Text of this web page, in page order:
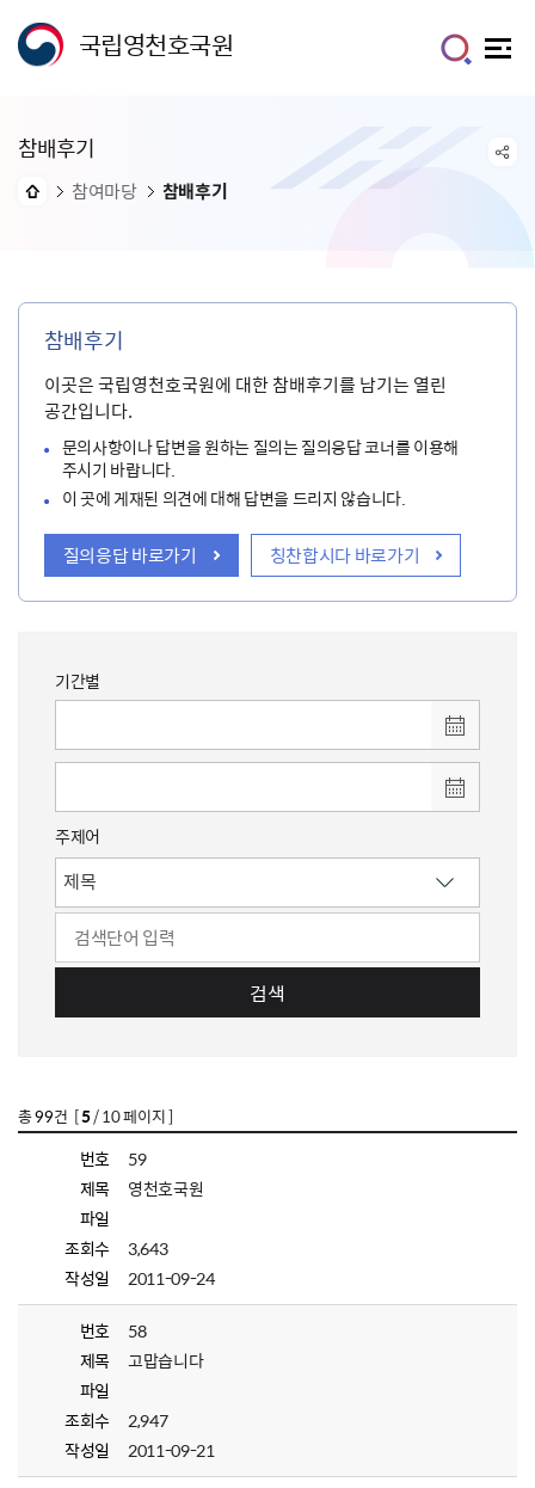
국립영천호국원
참배후기
참여마당 참배후기
참배후기
이곳은 국립영천호국원에 대한 참배후기를 남기는 열린
공간입니다.
문의사항이나 답변을 원하는 질의는 질의응답 코너를 이용해
주시기 바랍니다.
이 곳에 게재된 의견에 대해 답변을 드리지 않습니다.
질의응답 바로가기 칭찬합시다 바로가기
기간별
주제어
검색
총99건 [5/ 10 페이지 ]
번호
59
제목
영천호국원
파일
조회수
3,643
작성일
2011-09-24
번호
58
제목
고맙습니다
파일
조회수
2,947
작성일
2011-09-21